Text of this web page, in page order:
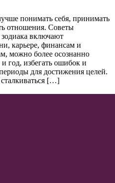
понимать себя, принимать
отношения. Советы
зодиака включают
карьере, финансам и
можно более осознанно
год, избегать ошибок и
для достижения целей.
[…]